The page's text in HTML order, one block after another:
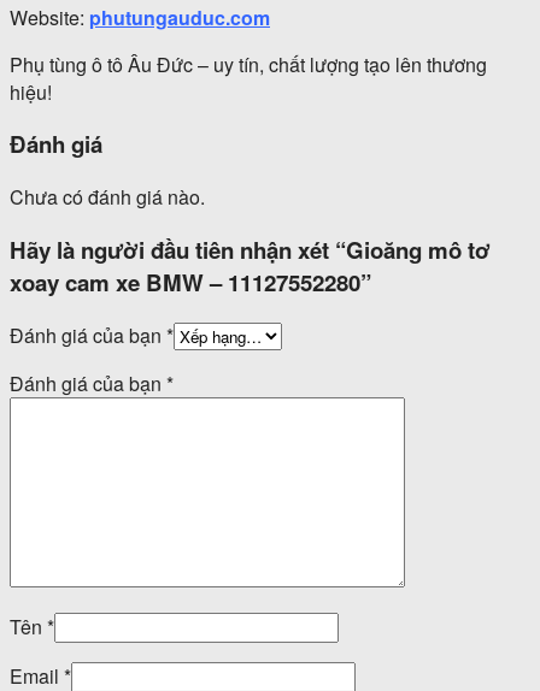
Website: phutungauduc.com
Phụ tùng ô tô Âu Đức – uy tín, chất lượng tạo lên thương
hiệu!
Đánh giá
Chưa có đánh giá nào.
Hãy là người đầu tiên nhận xét “Gioăng mô tơ
xoay cam xe BMW – 11127552280”
Đánh giá của bạn *
Đánh giá của bạn *
Tên *
Email *